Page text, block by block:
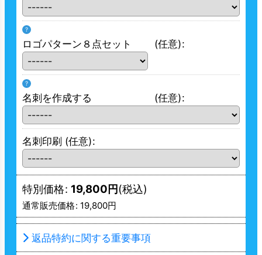
?
ロゴパターン８点セット (任意):
?
名刺を作成する (任意):
名刺印刷 (任意):
特別価格: 19,800円(税込)
通常販売価格: 19,800円
返品特約に関する重要事項